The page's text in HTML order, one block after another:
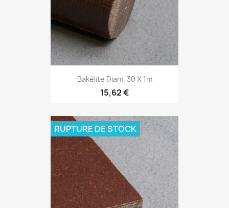
Bakélite Diam. 30 X 1m
15,62 €
RUPTURE DE STOCK